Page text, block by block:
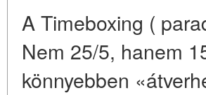
A Timeboxing (
Nem 25/5, hanem
könnyebben